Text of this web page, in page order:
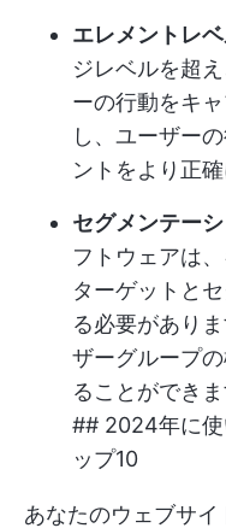
エレメントレ
ジレベルを超
ーの行動をキ
し、ユーザー
ントをより正
セグメンテーシ
フトウェアは
ターゲットと
る必要があり
ザーグループ
ることができま
## 2024年に使
ップ10
あなたのウェブサ